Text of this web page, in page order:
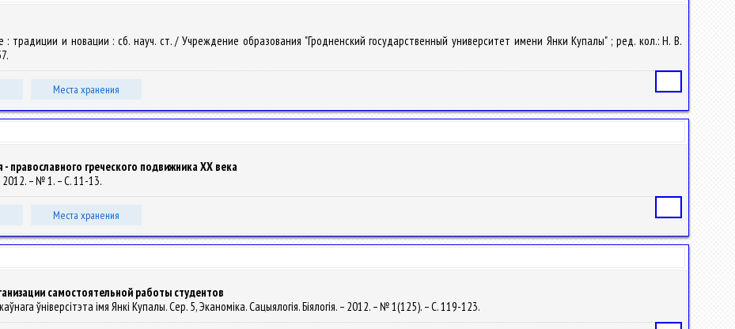
и новации : сб. науч. ст. / Учреждение образования "Гродненский государственный университет имени Янки Купалы" ; ред. кол.: Н. В.
Места хранения
православного греческого подвижника ХХ века
– № 1. – С. 11-13.
Места хранения
самостоятельной работы студентов
ўніверсітэта імя Янкі Купалы. Сер. 5, Эканоміка. Сацыялогія. Біялогія. – 2012. – № 1(125). – С. 119-123.